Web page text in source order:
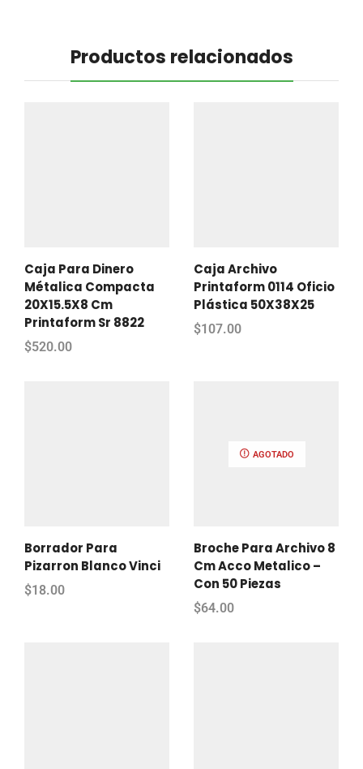
Productos relacionados
Caja Para Dinero
Métalica Compacta
20X15.5X8 Cm
Printaform Sr 8822
$520.00
Caja Archivo
Printaform 0114 Oficio
Plástica 50X38X25
$107.00
Borrador Para
Pizarron Blanco Vinci
$18.00
AGOTADO
Broche Para Archivo 8
Cm Acco Metalico –
Con 50 Piezas
$64.00